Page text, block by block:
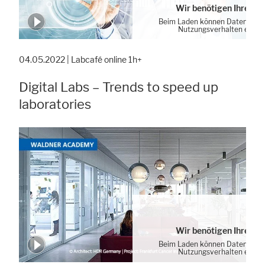
Wir benötigen Ihre
Beim Laden können Daten von
Nutzungsverhalten
04.05.2022 | Labcafé online 1h+
Digital Labs – Trends to speed up
laboratories
Wir benötigen Ihre
Beim Laden können Daten von
Nutzungsverhalten